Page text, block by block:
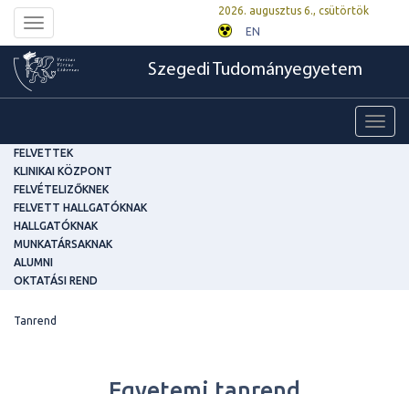
Toggle
navigation
2026. augusztus 6., csütörtök
EN
Szegedi Tudományegyetem
FELVETTEK
KLINIKAI KÖZPONT
FELVÉTELIZŐKNEK
FELVETT HALLGATÓKNAK
HALLGATÓKNAK
MUNKATÁRSAKNAK
ALUMNI
OKTATÁSI REND
Tanrend